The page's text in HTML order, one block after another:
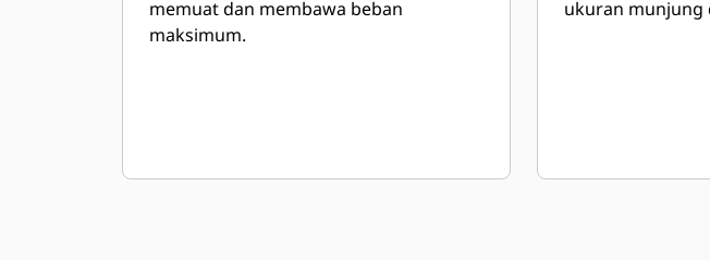
memuat dan membawa beban
maksimum.
ukuran munjung